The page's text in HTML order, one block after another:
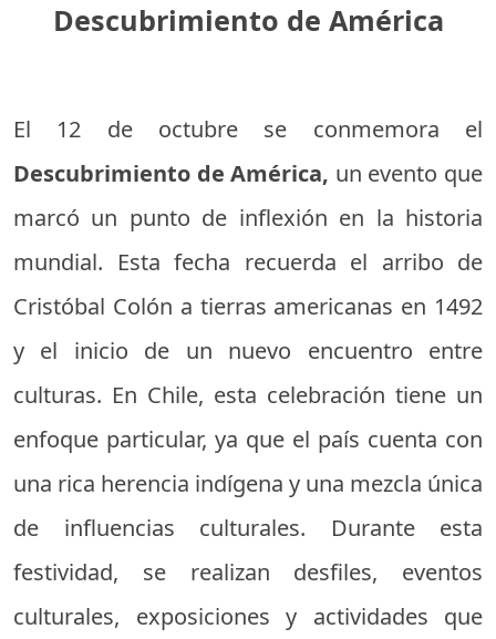
Descubrimiento de América
El 12 de octubre se conmemora el
Descubrimiento de América, un evento que
marcó un punto de inflexión en la historia
mundial. Esta fecha recuerda el arribo de
Cristóbal Colón a tierras americanas en 1492
y el inicio de un nuevo encuentro entre
culturas. En Chile, esta celebración tiene un
enfoque particular, ya que el país cuenta con
una rica herencia indígena y una mezcla única
de influencias culturales. Durante esta
festividad, se realizan desfiles, eventos
culturales, exposiciones y actividades que